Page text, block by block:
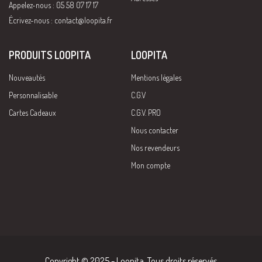
Appelez-nous : 05 58 07 17 17
Écrivez-nous : contact@loopita.fr
PRODUITS LOOPITA
Nouveautés
Personnalisable
Cartes Cadeaux
LOOPITA
Mentions légales
C.G.V
C.G.V. PRO
Nous contacter
Nos revendeurs
Mon compte